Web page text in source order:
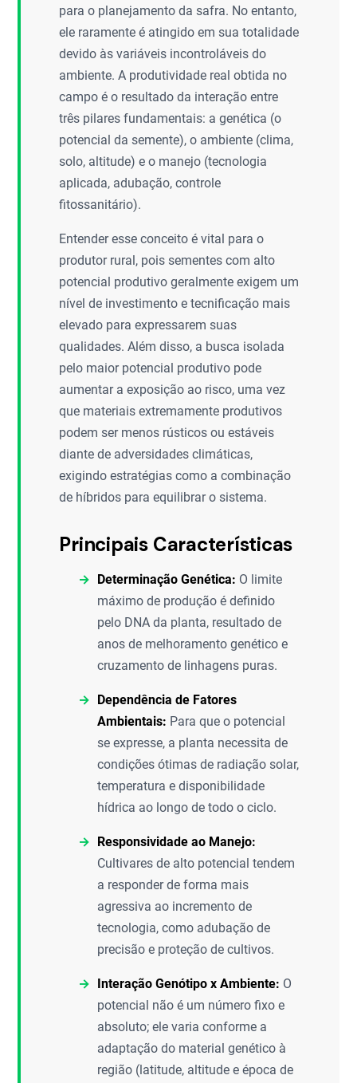
para o planejamento da safra. No entanto,
ele raramente é atingido em sua totalidade
devido às variáveis incontroláveis do
ambiente. A produtividade real obtida no
campo é o resultado da interação entre
três pilares fundamentais: a genética (o
potencial da semente), o ambiente (clima,
solo, altitude) e o manejo (tecnologia
aplicada, adubação, controle
fitossanitário).
Entender esse conceito é vital para o
produtor rural, pois sementes com alto
potencial produtivo geralmente exigem um
nível de investimento e tecnificação mais
elevado para expressarem suas
qualidades. Além disso, a busca isolada
pelo maior potencial produtivo pode
aumentar a exposição ao risco, uma vez
que materiais extremamente produtivos
podem ser menos rústicos ou estáveis
diante de adversidades climáticas,
exigindo estratégias como a combinação
de híbridos para equilibrar o sistema.
Principais Características
Determinação Genética: O limite
máximo de produção é definido
pelo DNA da planta, resultado de
anos de melhoramento genético e
cruzamento de linhagens puras.
Dependência de Fatores
Ambientais: Para que o potencial
se expresse, a planta necessita de
condições ótimas de radiação solar,
temperatura e disponibilidade
hídrica ao longo de todo o ciclo.
Responsividade ao Manejo:
Cultivares de alto potencial tendem
a responder de forma mais
agressiva ao incremento de
tecnologia, como adubação de
precisão e proteção de cultivos.
Interação Genótipo x Ambiente: O
potencial não é um número fixo e
absoluto; ele varia conforme a
adaptação do material genético à
região (latitude, altitude e época de